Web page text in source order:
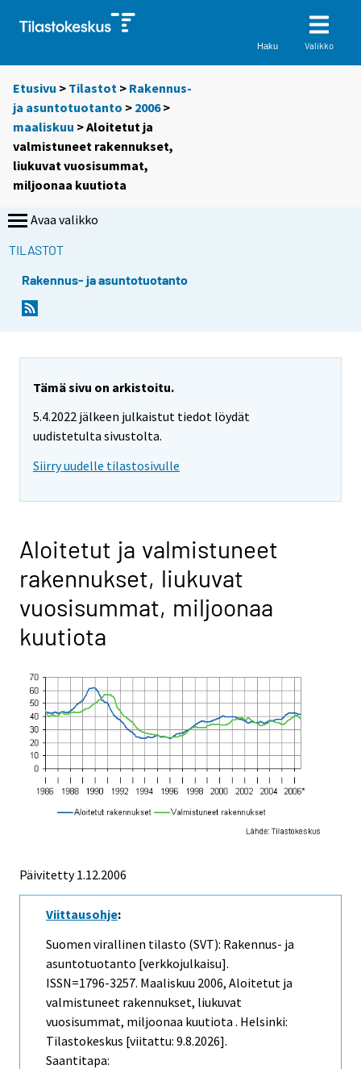
Haku Valikko
Etusivu > Tilastot > Rakennus-
ja asuntotuotanto > 2006>
maaliskuu > Aloitetut ja
valmistuneet rakennukset,
liukuvat vuosisummat,
miljoonaa kuutiota
Avaa valikko
TILASTOT
Rakennus- ja asuntotuotanto
Tämä sivu on arkistoitu.
5.4.2022 jälkeen julkaistut tiedot löydät
uudistetulta sivustolta.
Siirry uudelle tilastosivulle
Aloitetut ja valmistuneet
rakennukset, liukuvat
vuosisummat, miljoonaa
kuutiota
Päivitetty1.12.2006
Viittausohje:
Suomen virallinen tilasto (SVT): Rakennus- ja
asuntotuotanto [verkkojulkaisu].
ISSN=1796-3257. Maaliskuu 2006, Aloitetut ja
valmistuneet rakennukset, liukuvat
vuosisummat, miljoonaa kuutiota . Helsinki:
Tilastokeskus [viitattu: 9.8.2026].
Saantitapa: